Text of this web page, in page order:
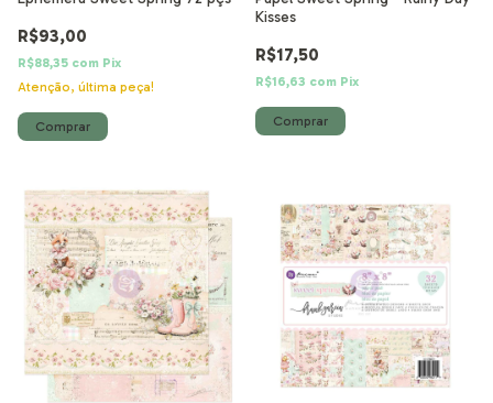
R$93,00
R$88,35 com Pix
Atenção, última peça!
Kisses
R$17,50
R$16,63 com Pix